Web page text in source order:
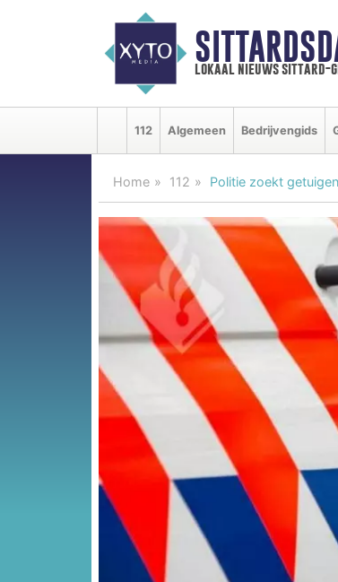
lokaal nieuws sittard-
112 Algemeen Bedrijvengids
Home 112 Politie zoekt